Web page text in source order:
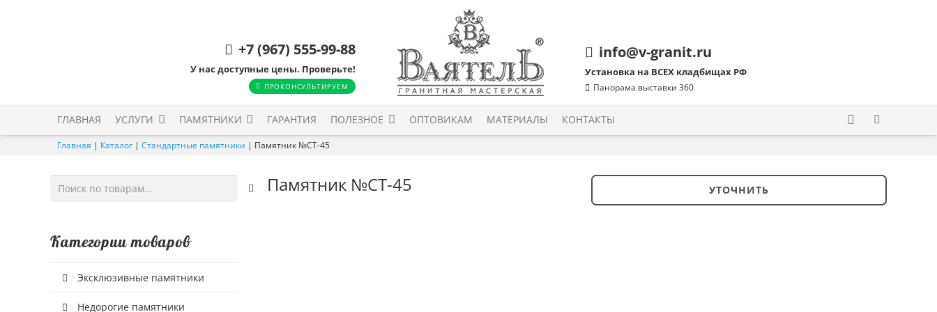
+7 (967) 555-99-88
У нас доступные цены. Проверьте!
ПРОКОНСУЛЬТИРУЕМ
info@v-granit.ru
Установка на ВСЕХ кладбищах РФ
Панорама выставки 360
ГЛАВНАЯ УСЛУГИ ПАМЯТНИКИ ГАРАНТИЯ ПОЛЕЗНОЕ ОПТОВИКАМ МАТЕРИАЛЫ КОНТАКТЫ
Главная | Каталог | Стандартные памятники | Памятник №СТ-45
Искать:
Категории товаров
Эксклюзивные памятники
Недорогие памятники
Памятник №СТ-45
Количество
УТОЧНИТЬ